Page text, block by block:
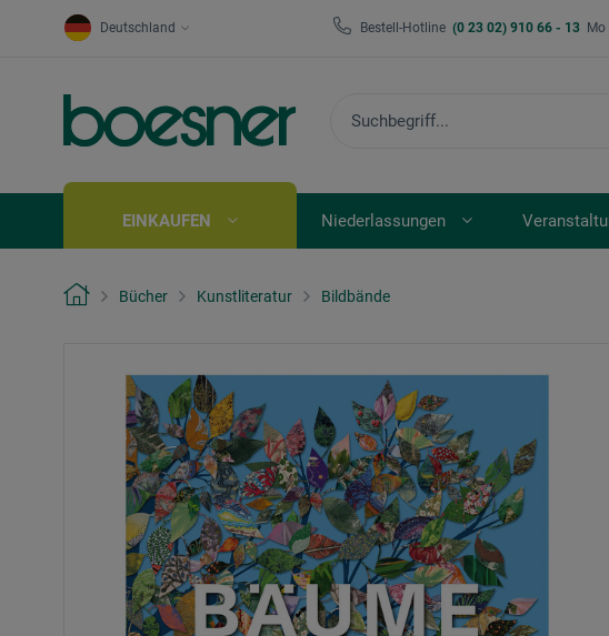
Deutschland Bestell-Hotline (0 23 02) 910 66 - 13
EINKAUFEN Niederlassungen
Bücher Kunstliteratur Bildbände